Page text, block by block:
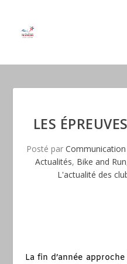
LES
Posté par
Actualités, Bike and Run
L'actualité des
La fin d’année